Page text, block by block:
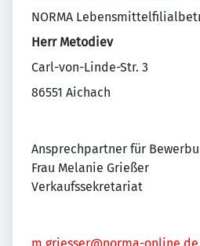
NORMA
Herr Metodiev
Carl-von-Linde-Str. 3
86551 Aichach
Ansprechpartner für
Frau Melanie Grießer
Verkaufssekretariat